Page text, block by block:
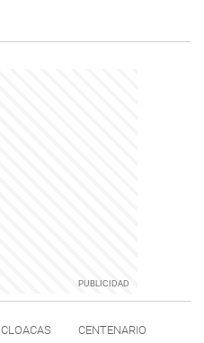
CLOACAS CENTENARIO